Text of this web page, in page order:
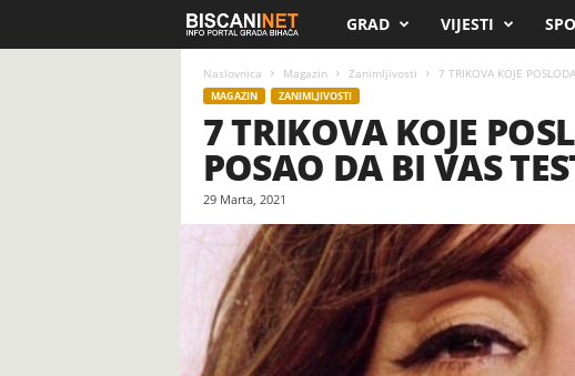
s
n
GRAD VIJESTI
Naslovnica Magazin Zanimljivosti 7 TRIKOVA KOJE
MAGAZIN ZANIMLJIVOSTI
7 TRIKOVA KOJE
POSAO DA BI VAS
29 Marta, 2021